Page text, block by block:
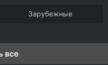
Зарубежные
все